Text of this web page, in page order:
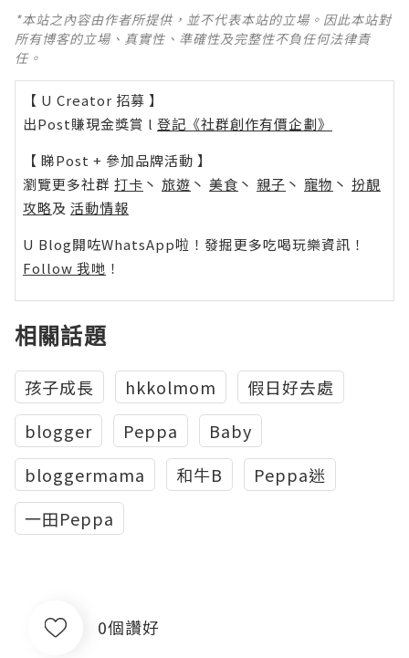
*本站之內容由作者所提供，並不代表本站的立場。因此本站對
所有博客的立場、真實性、準確性及完整性不負任何法律責
任。
【 U Creator 招募 】
出Post賺現金獎賞 l 登記《社群創作有價企劃》
【 睇Post + 參加品牌活動 】
瀏覽更多社群 打卡 丶 旅遊 丶 美食 丶 親子 丶 寵物 丶 扮靚
攻略及 活動情報
U Blog開咗WhatsApp啦！發掘更多吃喝玩樂資訊！
Follow 我哋 ！
相關話題
孩子成長 hkkolmom
假日好去處
blogger
Peppa
Baby
bloggermama
和牛B
Peppa迷
一田Peppa
0個讚好